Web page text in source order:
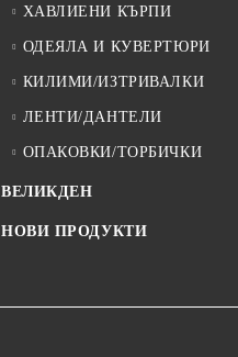
ХАВЛИЕНИ КЪРПИ
ОДЕЯЛА И КУВЕРТЮРИ
КИЛИМИ/ИЗТРИВАЛКИ
ЛЕНТИ/ДАНТЕЛИ
ОПАКОВКИ/ТОРБИЧКИ
ВЕЛИКДЕН
НОВИ ПРОДУКТИ